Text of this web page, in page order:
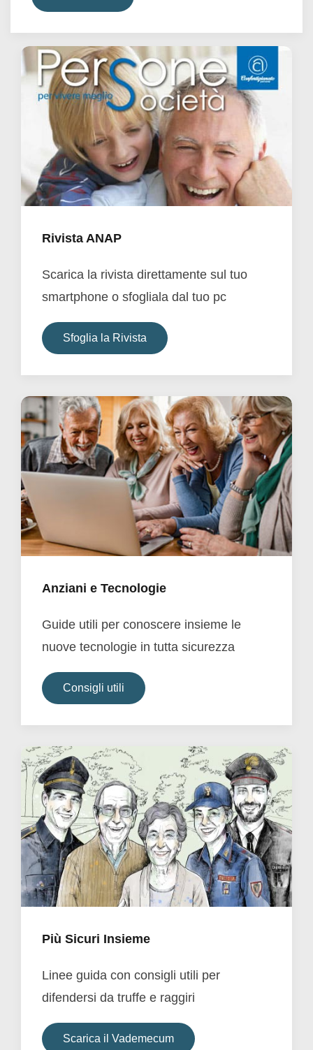
Rivista ANAP
Scarica la rivista direttamente sul tuo
smartphone o sfogliala dal tuo pc
Sfoglia la Rivista
Anziani e Tecnologie
Guide utili per conoscere insieme le
nuove tecnologie in tutta sicurezza
Consigli utili
Più Sicuri Insieme
Linee guida con consigli utili per
difendersi da truffe e raggiri
Scarica il Vademecum